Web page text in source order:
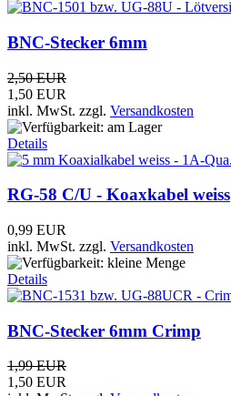
BNC-Stecker 6mm
2,50 EUR
1,50 EUR
inkl. MwSt. zzgl. Versandkosten
Details
RG-58 C/U - Koaxkabel weiss
0,99 EUR
inkl. MwSt. zzgl. Versandkosten
Details
BNC-Stecker 6mm Crimp
1,99 EUR
1,50 EUR